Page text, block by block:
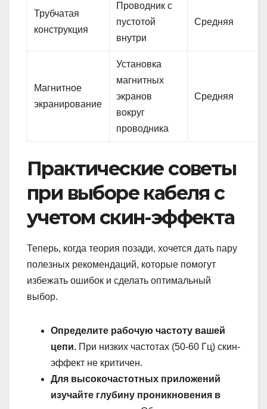
Трубчатая
конструкция
Проводник с
пустотой
внутри
Средняя
Магнитное
экранирование
Установка
магнитных
экранов
вокруг
проводника
Средняя
Практические советы
при выборе кабеля с
учетом скин-эффекта
Теперь, когда теория позади, хочется дать пару
полезных рекомендаций, которые помогут
избежать ошибок и сделать оптимальный
выбор.
Определите рабочую частоту вашей
цепи. При низких частотах (50-60 Гц) скин-
эффект не критичен.
Для высокочастотных приложений
изучайте глубину проникновения в